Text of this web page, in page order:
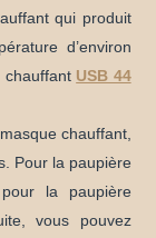
qui produit
d’environ
chauffant USB 44
chauffant,
Pour la paupière
la paupière
vous pouvez